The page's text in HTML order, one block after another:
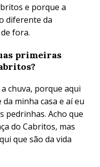
e porque a
diferente da
fora.
primeiras
chuva, porque aqui
minha casa e aí eu
pedrinhas. Acho que
do Cabritos, mas
que são da vida